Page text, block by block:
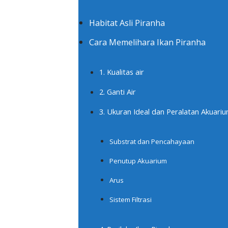
Habitat Asli Piranha
Cara Memelihara Ikan Piranha
1. Kualitas air
2. Ganti Air
3. Ukuran Ideal dan Peralatan
Substrat dan Pencahayaan
Penutup Akuarium
Arus
Sistem Filtrasi